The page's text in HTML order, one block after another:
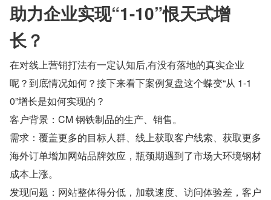
助力企业实现“1-10”恨天式增
长？
在对线上营销打法有一定认知后,有没有落地的真实企业
呢？到底情况如何？接下来看下案例复盘这个蝶变“从 1-1
0”增长是如何实现的？
客户背景：CM 钢铁制品的生产、销售。
需求：覆盖更多的目标人群、线上获取客户线索、获取更多
海外订单增加网站品牌效应，瓶颈期遇到了市场大环境钢材
成本上涨。
发现问题：网站整体得分低，加载速度、访问体验差，客户